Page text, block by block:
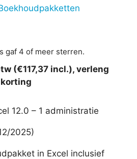
gaf 4 of meer sterren.
(€117,37 incl.), verleng
12.0 – 1 administratie
2025)
in Excel inclusief